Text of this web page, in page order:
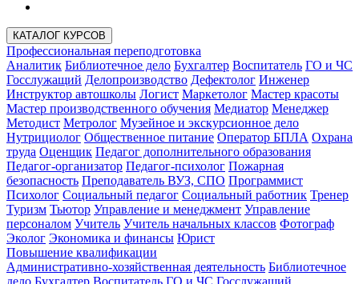
КАТАЛОГ КУРСОВ
Профессиональная переподготовка
Аналитик Библиотечное дело Бухгалтер Воспитатель ГО и ЧС
Госслужащий Делопроизводство Дефектолог Инженер
Инструктор автошколы Логист Маркетолог Мастер красоты
Мастер производственного обучения Медиатор Менеджер
Методист Метролог Музейное и экскурсионное дело
Нутрициолог Общественное питание Оператор БПЛА Охрана
труда Оценщик Педагог дополнительного образования
Педагог-организатор Педагог-психолог Пожарная
безопасность Преподаватель ВУЗ, СПО Программист
Психолог Социальный педагог Социальный работник Тренер
Туризм Тьютор Управление и менеджмент Управление
персоналом Учитель Учитель начальных классов Фотограф
Эколог Экономика и финансы Юрист
Повышение квалификации
Административно-хозяйственная деятельность Библиотечное
дело Бухгалтер Воспитатель ГО и ЧС Госслужащий